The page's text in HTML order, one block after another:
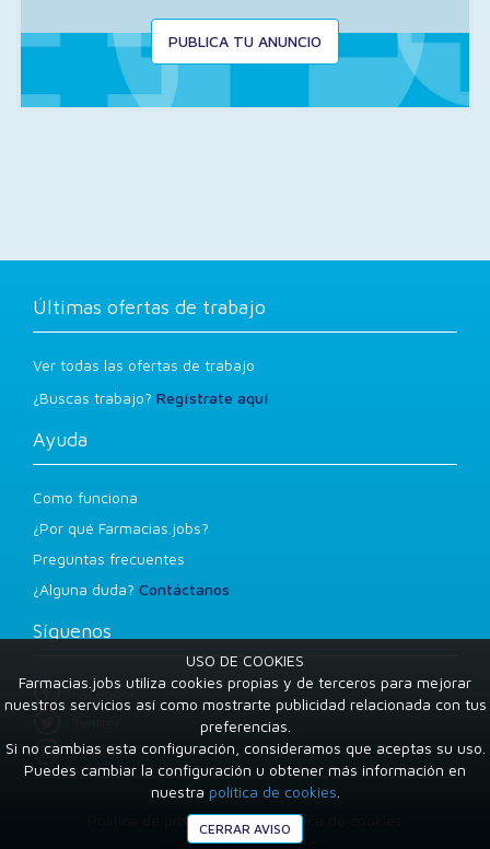
PUBLICA TU ANUNCIO
Últimas ofertas de trabajo
Ver todas las ofertas de trabajo
¿Buscas trabajo? Regístrate aquí
Ayuda
Como funciona
¿Por qué Farmacias.jobs?
Preguntas frecuentes
¿Alguna duda? Contáctanos
Síguenos
Facebook
LinkedIn
Condiciones de uso
Política de privacidad
Política de cookies
USO DE COOKIES
Farmacias.jobs utiliza cookies propias y de terceros para mejorar
nuestros servicios así como mostrarte publicidad relacionada con tus
preferencias.
Si no cambias esta configuración, consideramos que aceptas su uso.
Puedes cambiar la configuración u obtener más información en
nuestra política de cookies
CERRAR AVISO